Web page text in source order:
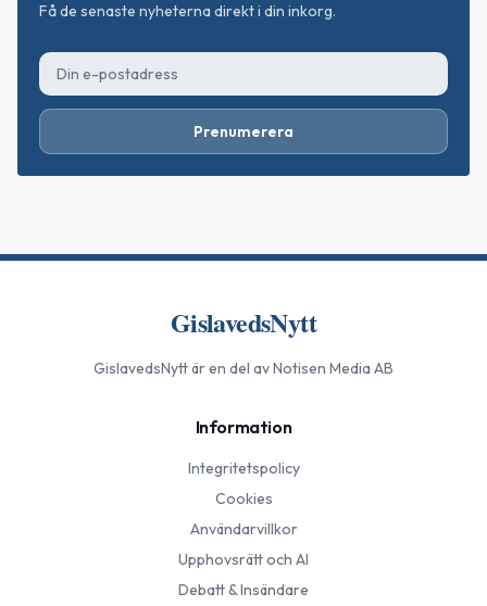
Få de senaste nyheterna direkt i din inkorg.
Prenumerera
GislavedsNytt
GislavedsNyttär en del av Notisen Media AB
Information
Integritetspolicy
Cookies
Användarvillkor
Upphovsrätt och AI
Debatt & Insändare